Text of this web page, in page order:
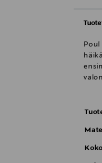
Poul